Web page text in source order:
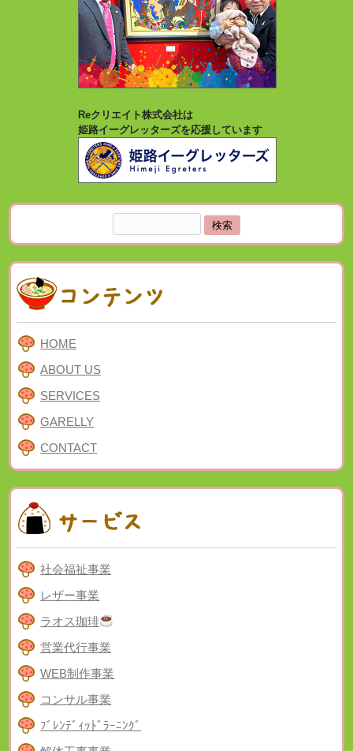
Reクリエイト株式会社は
姫路イーグレッターズを応援しています
索:
HOME
ABOUT US
SERVICES
GARELLY
CONTACT
社会福祉事業
レザー事業
ラオス珈琲
営業代行事業
WEB制作事業
コンサル事業
ﾌﾞﾚﾝﾃﾞｨｯﾄﾞﾗｰﾆﾝｸﾞ